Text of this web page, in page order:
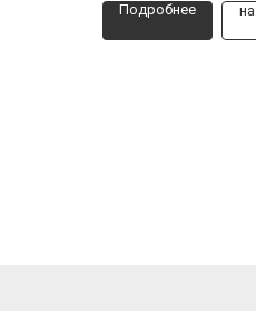
Подробнее